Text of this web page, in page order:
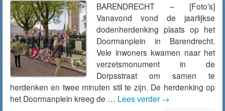
BARENDRECHT – [Foto’s]
Vanavond vond de jaarlijkse
dodenherdenking plaats op het
Doormanplein in Barendrecht.
Vele inwoners kwamen naar het
verzetsmonument in de
Dorpsstraat om samen te
herdenken en twee minuten stil te zijn. De herdenking op
het Doormanplein kreeg de … Lees verder →